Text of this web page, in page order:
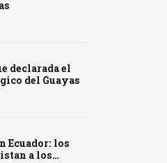
declarada el
del Guayas
Ecuador: los
a los